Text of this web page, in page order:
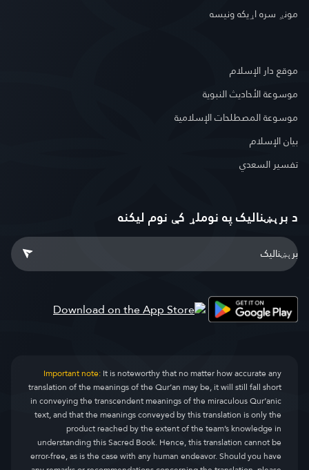
مونږ سره اړیکه ونیسه
موقع دار الإسلام
موسوعة الأحاديث النبوية
موسوعة المصطلحات الإسلامية
بيان الإسلام
تفسير السعدي
د برېښنالیک په نوملړ کې نوم لیکنه
Important note:It is noteworthy that no matter how accurate any
translation of the meanings of the Qur’an may be, it will still fall short
in conveying the transcendent meanings of the miraculous Qur’anic
text, and that the meanings conveyed by this translation is only the
product reached by the extent of the team’s knowledge in
understanding this Sacred Book. Hence, this translation cannot be
error-free, as is the case with any human endeavor. Should you have